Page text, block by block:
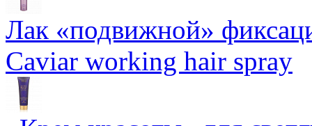
Лак «подвижной»
Caviar working hair spray